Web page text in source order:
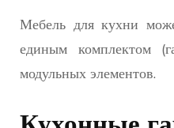
Мебель для кухни
единым комплектом
модульных элементов.